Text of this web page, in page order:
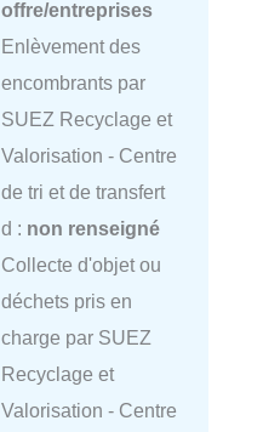
offre/entreprises
Enlèvement des
encombrants par
SUEZ Recyclage et
Valorisation - Centre
de tri et de transfert
d : non renseigné
Collecte d'objet ou
déchets pris en
charge par SUEZ
Recyclage et
Valorisation - Centre